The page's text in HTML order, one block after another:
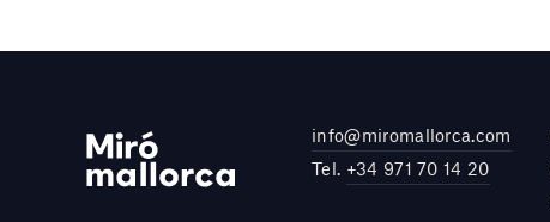
info@miromallorca.com
Tel. +34 971 70 14 20